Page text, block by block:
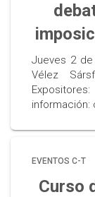
Jueves 2 de
Vélez
información:
EVENTOS C-T
Curso